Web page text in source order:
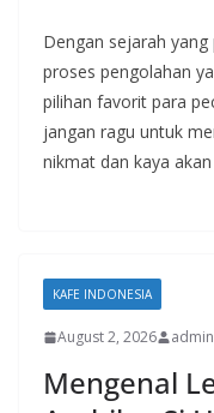
Dengan sejarah
proses pengolahan
pilihan favorit para
jangan ragu untuk
nikmat dan kaya
KAFE INDONESIA
August 2, 2026 admin
Mengenal